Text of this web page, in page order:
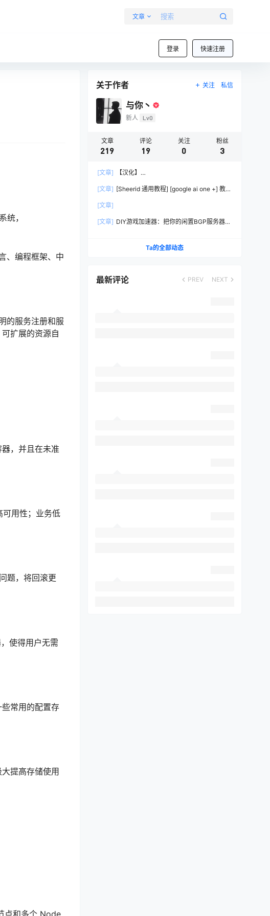
文章
登录 快速注册
统，
、编程框架、中
的服务注册和服
扩展的资源自
，并且在未准
可用性；业务低
题，将回滚更
使得用户无需
常用的配置存
提高存储使用
关于作者 关注 私信
与你丶
新人 Lv0
文章
219
评论
19
关注
0
粉丝
3
[文章]
【汉化】
– 开源 AI 助手部署教程
[文章] [Sheerid 通用教程] [google ai one +] 教你
[文章]
[文章] DIY游戏加速器：把你的闲置BGP服务器变
Ta的全部动态
最新评论 PREV NEXT